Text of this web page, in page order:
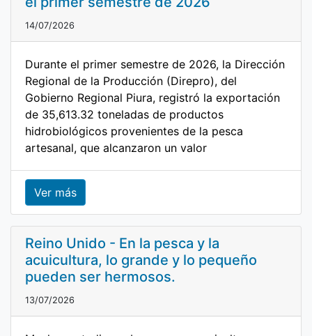
14/07/2026
Durante el primer semestre de 2026, la Dirección
Regional de la Producción (Direpro), del
Gobierno Regional Piura, registró la exportación
de 35,613.32 toneladas de productos
hidrobiológicos provenientes de la pesca
artesanal, que alcanzaron un valor
Ver más
Reino Unido - En la pesca y la
acuicultura, lo grande y lo pequeño
pueden ser hermosos.
13/07/2026